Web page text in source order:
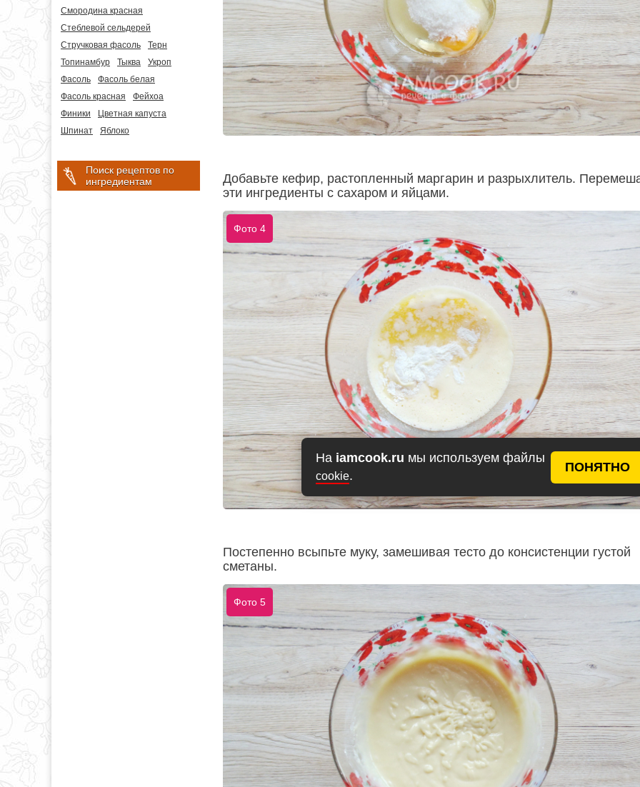
На iamcook.ru мы используем файлы
cookie.
ПОНЯТНО
Смородина красная
Стеблевой сельдерей
Стручковая фасоль
Терн
Топинамбур
Тыква
Укроп
Фасоль
Фасоль белая
Фасоль красная
Фейхоа
Финики
Цветная капуста
Шпинат
Яблоко
Поиск рецептов по
ингредиентам
Добавьте кефир, растопленный маргарин и разрыхлитель.
эти ингредиенты с сахаром и яйцами.
Фото 4
Постепенно всыпьте муку, замешивая тесто до консистенции густой
сметаны.
Фото 5